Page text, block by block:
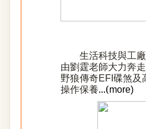
生活科技與工廠
由劉 霆老師大力奔
野狼傳奇EFI碟煞及
操作保養...(more)